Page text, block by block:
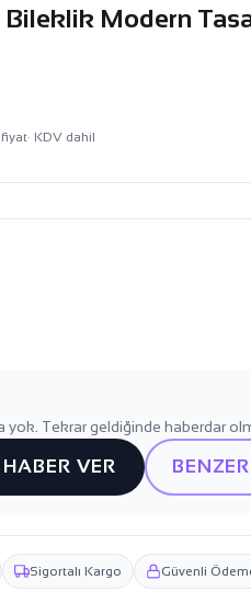
Modern
· KDV dahil
yok. Tekrar geldiğinde haberdar
VER
Sigortalı Kargo Güvenli